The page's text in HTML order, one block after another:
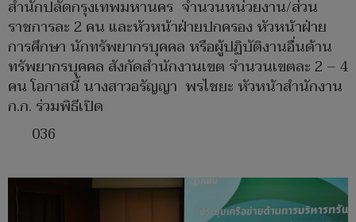
สำนักปลัดกรุงเทพมหานคร จำนวนหน่วยงาน/ส่วน
ราชการละ 2 คน และหัวหน้าฝ่ายปกครอง หัวหน้าฝ่าย
การศึกษา นักทรัพยากรบุคคล หรือผู้ปฏิบัติงานอื่นด้าน
ทรัพยากรบุคคล สังกัดสำนักงานเขต จำนวนเขตละ 2 – 4
คน โอกาสนี้ นางสาวอรัญญา พรไชยะ หัวหน้าสำนักงาน
ก.ก. ร่วมพิธีเปิด
036